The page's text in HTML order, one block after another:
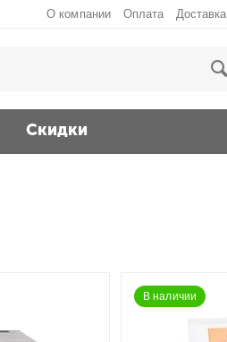
О компании Оплата Доставка
Скидки
В наличии